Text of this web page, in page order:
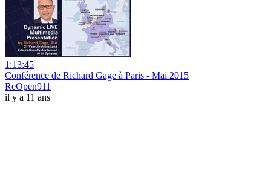
1:13:45
Conférence de Richard Gage à Paris - Mai 2015
ReOpen911
il y a 11 ans